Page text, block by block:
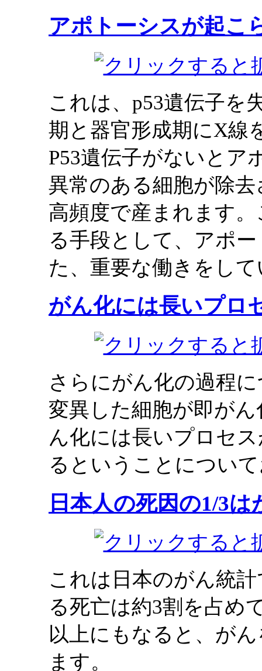
アポトーシスが起こ
これは、p53遺伝子を
期と器官形成期にX線
P53遺伝子がないとア
異常のある細胞が除
高頻度で産まれます
る手段として、アポ
た、重要な働きをし
がん化には長いプロ
さらにがん化の過程
変異した細胞が即が
ん化には長いプロセ
るということについ
日本人の死因の1/3は
これは日本のがん統
る死亡は約3割を占め
以上にもなると、が
ます。